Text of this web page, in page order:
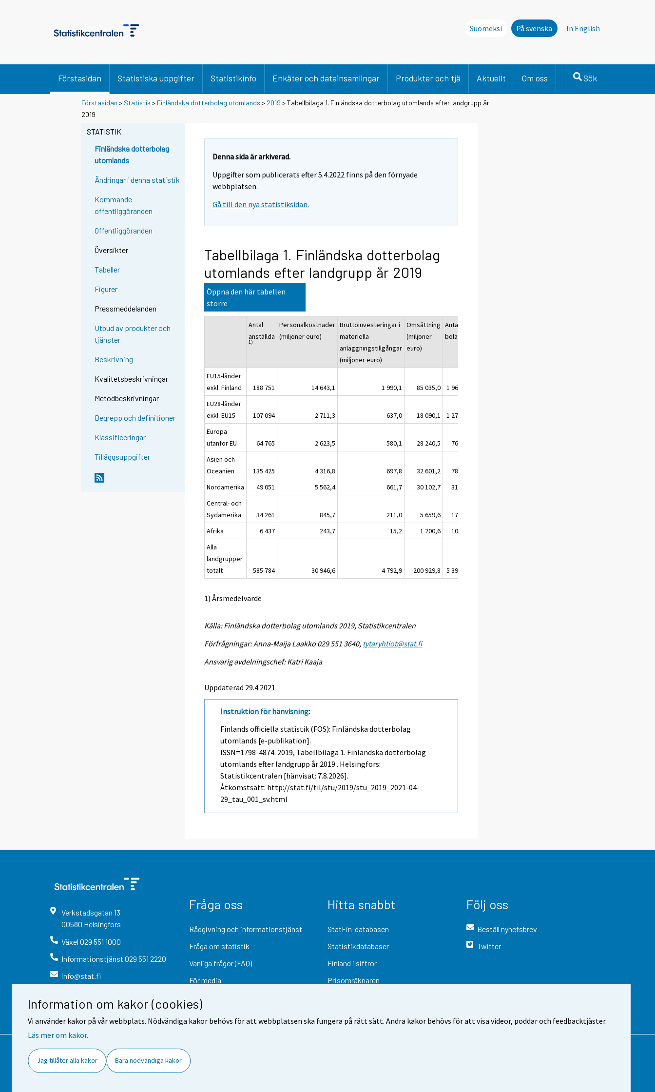
Information om kakor (cookies)
Vi använder kakor på vår webbplats. Nödvändiga kakor behövs för att webbplatsen ska fungera på rätt sätt. Andra kakor behövs för att visa videor, poddar och feedbacktjäster.
Läs mer om kakor.
Jag tillåter alla kakor Bara nödvändiga kakor
Suomeksi På svenska In English
Förstasidan Statistiska uppgifter Statistikinfo Enkäter och datainsamlingar Produkter och tjä Aktuellt Om oss Sök
Förstasidan > Statistik > Finländska dotterbolag utomlands > 2019 > Tabellbilaga 1. Finländska dotterbolag utomlands efter landgrupp år
2019
STATISTIK
Finländska dotterbolag
utomlands
Ändringar i denna statistik
Kommande
offentliggöranden
Offentliggöranden
Översikter
Tabeller
Figurer
Pressmeddelanden
Utbud av produkter och
tjänster
Beskrivning
Kvalitetsbeskrivningar
Metodbeskrivningar
Begrepp och definitioner
Klassificeringar
Tilläggsuppgifter
Denna sida är arkiverad.
Uppgifter som publicerats efter 5.4.2022 finns på den förnyade
webbplatsen.
Gå till den nya statistiksidan.
Tabellbilaga 1. Finländska dotterbolag
utomlands efter landgrupp år 2019
Öppna den här tabellen
större
Antal
anställda
1)
Personalkostnader
(miljoner euro)
Bruttoinvesteringar i
materiella
anläggningstillgångar
(miljoner euro)
Omsättning
(miljoner
euro)
Antal
bolag
EU15-länder
exkl. Finland
188 751 14 643,1 1 990,1 85 035,0
1 969
EU28-länder
exkl. EU15
107 094 2 711,3 637,0 18 090,1
1 274
Europa
utanför EU
64 765 2 623,5 580,1 28 240,5
767
Asien och
Oceanien
135 425 4 316,8 697,8 32 601,2
784
Nordamerika
49 051 5 562,4 661,7 30 102,7
319
Central- och
Sydamerika
34 261 845,7 211,0 5 659,6
175
Afrika
6 437 243,7 15,2 1 200,6
102
Alla
landgrupper
totalt
585 784 30 946,6 4 792,9 200 929,8 5 390
1) Årsmedelvärde
Källa: Finländska dotterbolag utomlands 2019, Statistikcentralen
Förfrågningar: Anna-Maija Laakko 029 551 3640, tytaryhtiot@stat.fi
Ansvarig avdelningschef: Katri Kaaja
Uppdaterad 29.4.2021
Instruktion för hänvisning:
Finlands officiella statistik (FOS): Finländska dotterbolag
utomlands [e-publikation].
ISSN=1798-4874. 2019, Tabellbilaga 1. Finländska dotterbolag
utomlands efter landgrupp år 2019 . Helsingfors:
Statistikcentralen [hänvisat: 7.8.2026].
Åtkomstsätt: http://stat.fi/til/stu/2019/stu_2019_2021-04-
29_tau_001_sv.html
Verkstadsgatan 13
00580 Helsingfors
Växel 029 551 1000
Informationstjänst 029 551 2220
info@stat.fi
Fråga oss
Rådgivning och informationstjänst
Fråga om statistik
Vanliga frågor (FAQ)
För media
Hitta snabbt
StatFin-databasen
Statistikdatabaser
Finland i siffror
Prisomräknaren
Följ oss
Beställ nyhetsbrev
Twitter
Kontaktinformation Respons